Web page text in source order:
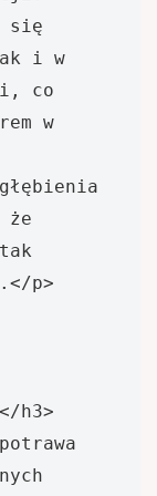
się
i w
co
w
że
p>
h3>